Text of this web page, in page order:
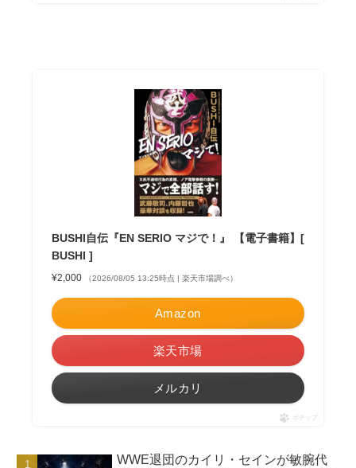
BUSHI自伝『EN SERIO マジで！』 【電子書籍】[
BUSHI ]
¥2,000 （2026/08/05 13:25時点 | 楽天市場調べ）
Amazon
楽天市場
メルカリ
ポチップ
WWE退団のカイリ・セインが敏腕代